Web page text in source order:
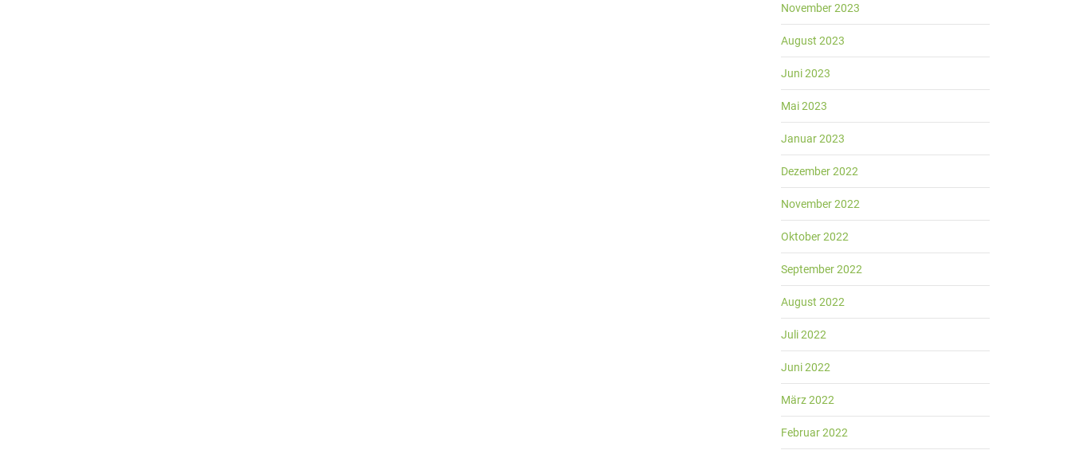
November 2023
August 2023
Juni 2023
Mai 2023
Januar 2023
Dezember 2022
November 2022
Oktober 2022
September 2022
August 2022
Juli 2022
Juni 2022
März 2022
Februar 2022